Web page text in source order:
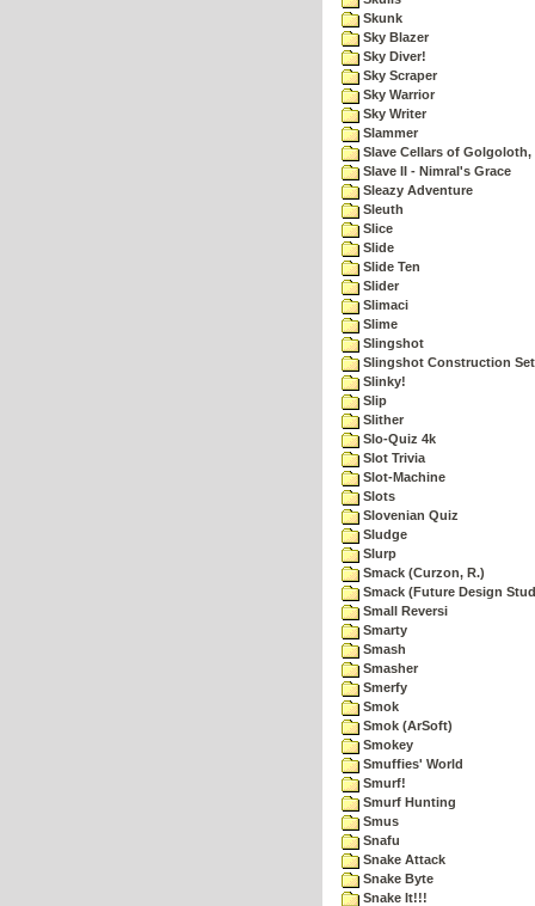
Skunk
Sky Blazer
Sky Diver!
Sky Scraper
Sky Warrior
Sky Writer
Slammer
Slave Cellars of Golgoloth,
Slave II - Nimral's Grace
Sleazy Adventure
Sleuth
Slice
Slide
Slide Ten
Slider
Slimaci
Slime
Slingshot
Slingshot Construction Set
Slinky!
Slip
Slither
Slo-Quiz 4k
Slot Trivia
Slot-Machine
Slots
Slovenian Quiz
Sludge
Slurp
Smack (Curzon, R.)
Smack (Future Design
Small Reversi
Smarty
Smash
Smasher
Smerfy
Smok
Smok (ArSoft)
Smokey
Smuffies' World
Smurf!
Smurf Hunting
Smus
Snafu
Snake Attack
Snake Byte
Snake It!!!